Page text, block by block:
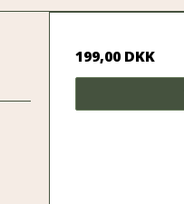
199,00 DKK